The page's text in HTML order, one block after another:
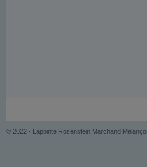
© 2022 - Lapointe Rosenstein Marchand